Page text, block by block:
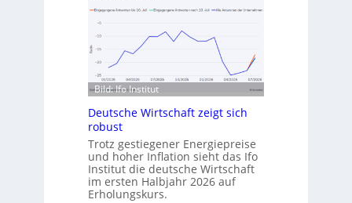
C
a
m
s
t
c
a
i
B
i
t
k
Bild: Ifo Institut
Deutsche Wirtschaft zeigt sich
robust
Trotz gestiegener Energiepreise
und hoher Inflation sieht das Ifo
Institut die deutsche Wirtschaft
im ersten Halbjahr 2026 auf
Erholungskurs.